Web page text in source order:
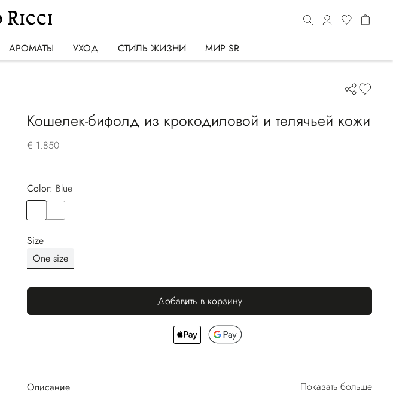
АРОМАТЫ УХОД СТИЛЬ ЖИЗНИ МИР SR
Кошелек-бифолд из крокодиловой и телячьей кожи
€ 1.850
Color:
blue
Size
One size
Добавить в корзину
Описание
Показать больше